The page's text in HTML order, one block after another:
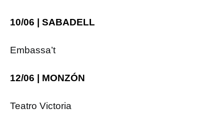
10/06 | SABADELL
Embassa’t
12/06 | MONZÓN
Teatro Victoria